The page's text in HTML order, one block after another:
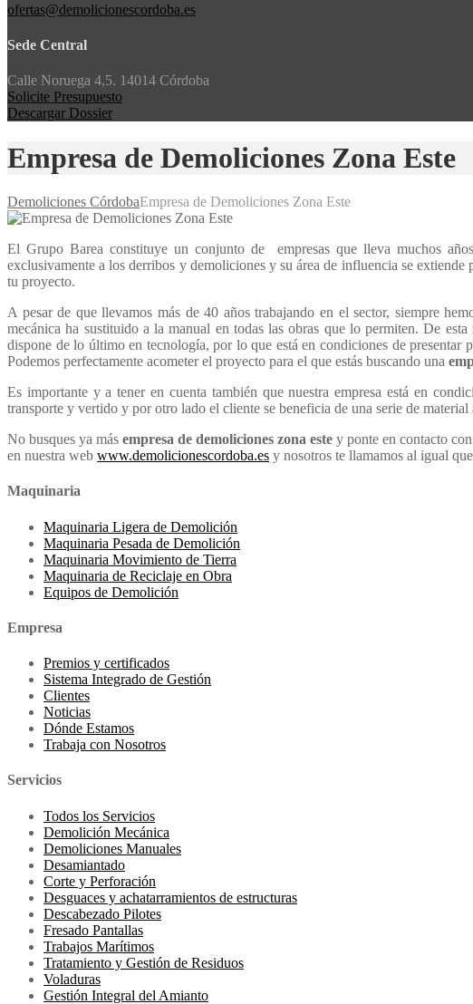
ofertas@demolicionescordoba.es
Sede Central
Calle Noruega 4,5. 14014 Córdoba
Solicite Presupuesto
Descargar Dossier
Empresa de Demoliciones Zona Este
Demoliciones CórdobaEmpresa de Demoliciones Zona Este
El Grupo Barea constituye un conjunto de empresas que lleva muchos
exclusivamente a los derribos y demoliciones y su área de influencia se
tu proyecto.
A pesar de que llevamos más de 40 años trabajando en el sector, siempre
mecánica ha sustituido a la manual en todas las obras que lo permiten. De
dispone de lo último en tecnología, por lo que está en condiciones de presentar
Podemos perfectamente acometer el proyecto para el que estás buscando una
Es importante y a tener en cuenta también que nuestra empresa está en
transporte y vertido y por otro lado el cliente se beneficia de una serie de
No busques ya másempresa de demoliciones zona este y ponte en contacto
en nuestra web www.demolicionescordoba.es y nosotros te llamamos al igual
Maquinaria
Maquinaria Ligera de Demolición
Maquinaria Pesada de Demolición
Maquinaria Movimiento de Tierra
Maquinaria de Reciclaje en Obra
Equipos de Demolición
Empresa
Premios y certificados
Sistema Integrado de Gestión
Clientes
Noticias
Dónde Estamos
Trabaja con Nosotros
Servicios
Todos los Servicios
Demolición Mecánica
Demoliciones Manuales
Desamiantado
Corte y Perforación
Desguaces y achatarramientos de estructuras
Descabezado Pilotes
Fresado Pantallas
Trabajos Marítimos
Tratamiento y Gestión de Residuos
Voladuras
Gestión Integral del Amianto